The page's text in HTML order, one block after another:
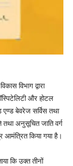
विभाग द्वारा
और होटल
बेवरेज सर्विस तथा
तथा अनुसूचित जाति वर्ग
आमंत्रित किया गया है।
कि उक्त तीनों